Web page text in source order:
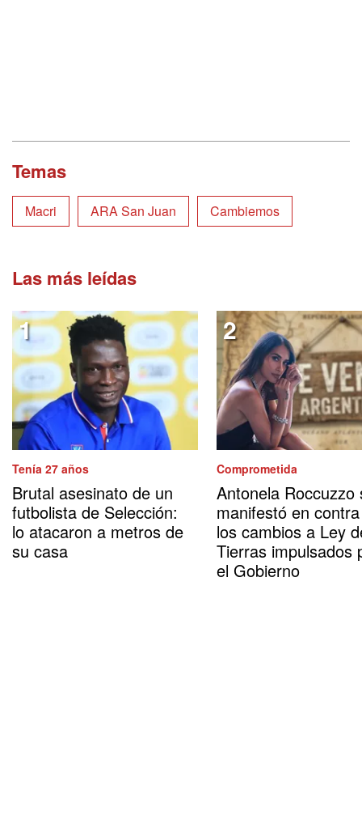
Temas
Macri ARA San Juan Cambiemos
Las más leídas
Tenía 27 años
Brutal asesinato de un
futbolista de Selección:
lo atacaron a metros de
su casa
Comprometida
Antonela Roccuzzo
manifestó en
los cambios a Ley
Tierras impulsados
el Gobierno